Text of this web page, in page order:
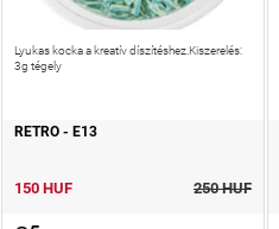
Lyukas kocka a kreatív díszítéshez.Kiszerelés:
3g tégely
RETRO - E13
150 HUF 250 HUF